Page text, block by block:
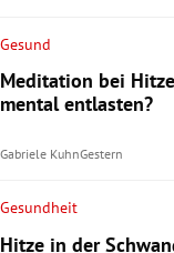
Gesund
Meditation bei
mental entlasten?
Gabriele KuhnGestern
Gesundheit
Hitze in der